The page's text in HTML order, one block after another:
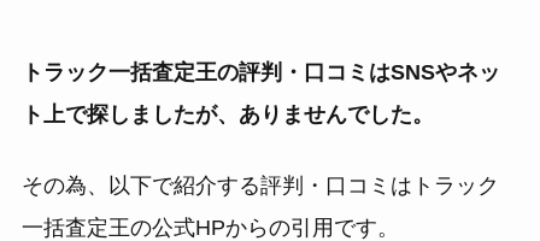
トラック一括査定王の評判・口コミはSNSやネッ
ト上で探しましたが、ありませんでした。
その為、以下で紹介する評判・口コミはトラック
一括査定王の公式HPからの引用です。